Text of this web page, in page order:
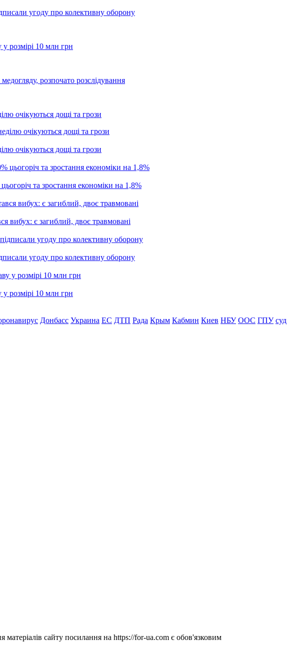
угоду про колективну оборону
розмірі 10 млн грн
розпочато розслідування
очікуються дощі та грози
очікуються дощі та грози
та зростання економіки на 1,8%
вибух: є загиблий, двоє травмовані
угоду про колективну оборону
розмірі 10 млн грн
Донбасс Украина ЕС ДТП Рада Крым Кабмин Киев НБУ ООС ГПУ суд
матеріалів сайту посилання на https://for-ua.com є обов'язковим